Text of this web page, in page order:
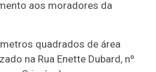
aos moradores da
quadrados de área
na Rua Enette Dubard, nº